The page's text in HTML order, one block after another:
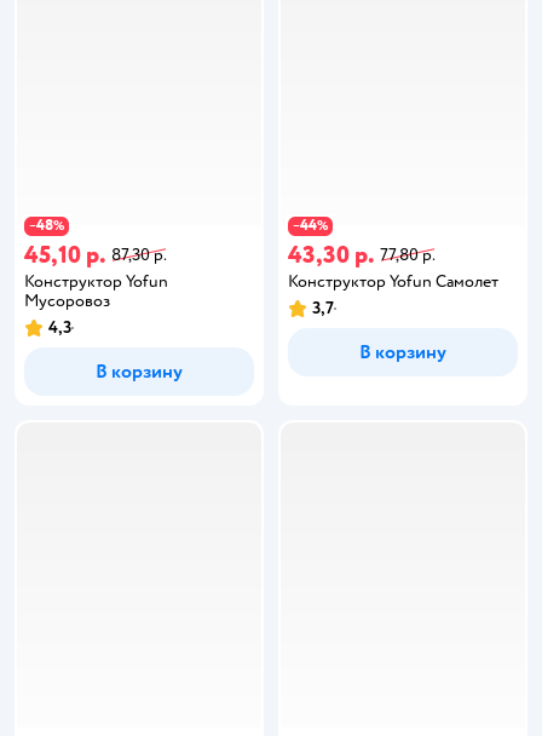
−48%
45,10 р. 87,30 р.
Конструктор Yofun
Мусоровоз
4,3
В корзину
−44%
43,30 р. 77,80 р.
Конструктор Yofun Самолет
3,7
В корзину